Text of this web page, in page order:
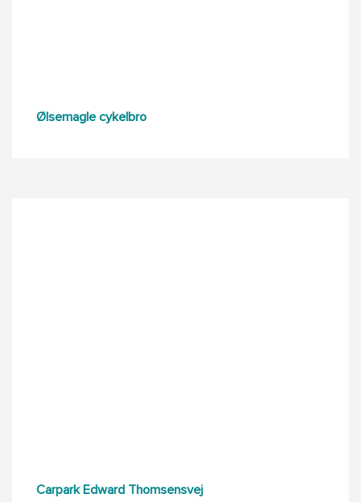
Ølsemagle cykelbro
Carpark Edward Thomsensvej